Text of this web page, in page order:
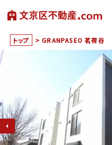
トップ > GRANPASEO 茗荷谷